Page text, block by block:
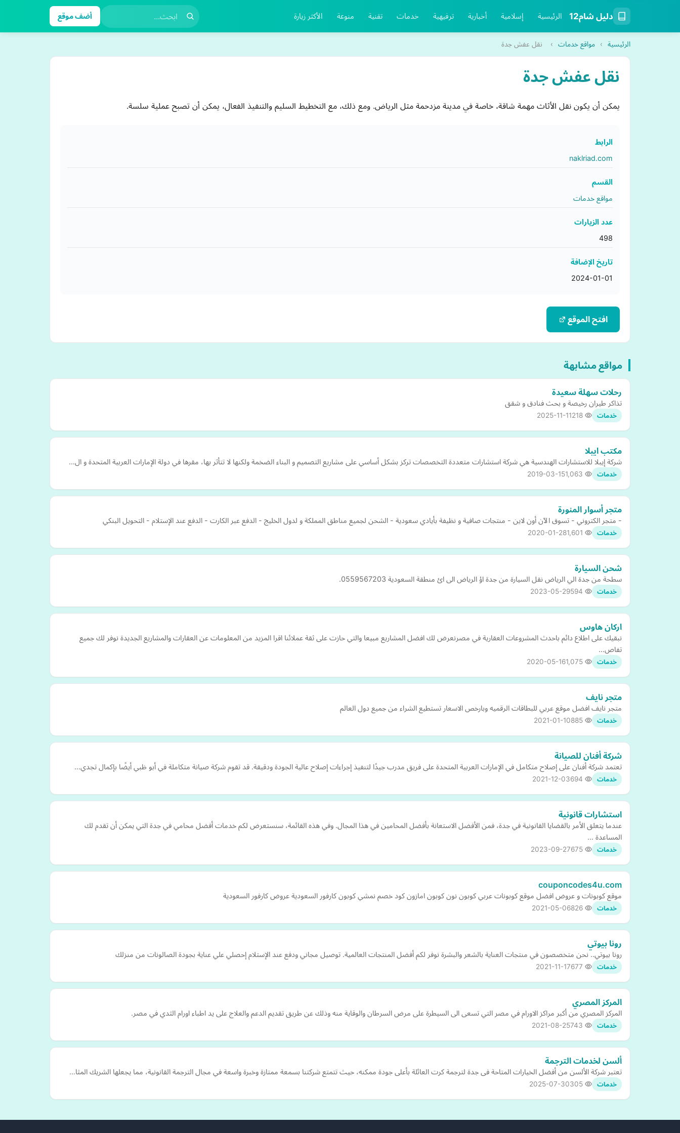
دليل شام12 الرئيسية إسلامية أخبارية ترفيهية خدمات تقنية منوعة الأكثر زيارة أضف موقع
الرئيسية › مواقع خدمات › نقل عفش جدة
نقل عفش جدة
يمكن أن يكون نقل الأثاث مهمة شاقة، خاصة في مدينة مزدحمة مثل الرياض. ومع ذلك، مع التخطيط السليم والتنفيذ الفعال، يمكن أن تصبح عملية سلسة.
الرابط
naklriad.com
القسم
مواقع خدمات
عدد الزيارات
498
تاريخ الإضافة
2024-01-01
افتح الموقع
مواقع مشابهة
رحلات سهلة سعيدة
تذاكر طيران رخيصة و بحث فنادق و شقق
خدمات 2025-11-11
مكتب ايبلا
شركة إيبلا للاستشارات الهندسية هي شركة استشارات متعددة التخصصات تركز بشكل أساسي على مشاريع التصميم و البناء الضخمة ولكنها لا تتأثر بها، مقرها في دولة الإمارات العربية المتحدة و ال…
خدمات 2019-03-15
متجر أسوار المنورة
- متجر الكتروني - تسوق الآن أون لاين - منتجات صافية و نظيفة بأيادي سعودية - الشحن لجميع مناطق المملكة و لدول الخليج - الدفع عبر الكارت - الدفع عند الإستلام - التحويل البنكي
خدمات 2020-01-28
شحن السيارة
سطحة من جدة الي الرياض نقل السيارة من جدة اؤ الرياض الى ائ منطقة السعودية 0559567203.
خدمات 2023-05-29
اركان هاوس
نبقيك على اطلاع دائم باحدث المشروعات العقارية في مصرنعرض لك افضل المشاريع مبيعا والتي حازت على ثقة عملائنا اقرا المزيد من المعلومات عن العقارات والمشاريع الجديدة نوفر لك جميع
تفاص…
خدمات 2020-05-16
متجر نايف
متجر نايف افضل موقع عربي للبطاقات الرقميه وبارخص الاسعار تستطيع الشراء من جميع دول العالم
خدمات 2021-01-10
شركة أفنان للصيانة
تعتمد شركة أفنان على إصلاح متكامل في الإمارات العربية المتحدة على فريق مدرب جيدًا لتنفيذ إجراءات إصلاح عالية الجودة ودقيقة. قد تقوم شركة صيانة متكاملة في أبو ظبي أيضًا بإكمال تجدي…
خدمات 2021-12-03
استشارات قانونية
عندما يتعلق الأمر بالقضايا القانونية في جدة، فمن الأفضل الاستعانة بأفضل المحامين في هذا المجال. وفي هذه القائمة، سنستعرض لكم خدمات أفضل محامي في جدة التي يمكن أن تقدم لك
المساعدة …
خدمات 2023-09-27
couponcodes4u.com
موقع كوبونات و عروض افضل موقع كوبونات عربي كوبون نون كوبون امازون كود خصم نمشي كوبون كارفور السعودية عروض كارفور السعودية
خدمات 2021-05-06
رونا بيوتي
رونا بيوتي.. نحن متخصصون في منتجات العناية بالشعر والبشرة نوفر لكم أفضل المنتجات العالمية. توصيل مجاني ودفع عند الإستلام إحصلي علي عناية بجودة الصالونات من منزلك
خدمات 2021-11-17
المركز المصري
المركز المصري من أكبر مراكز الاورام في مصر التي تسعى الى السيطرة على مرض السرطان والوقاية منه وذلك عن طريق تقديم الدعم والعلاج على يد اطباء اورام الثدي في مصر.
خدمات 2021-08-25
ألسن لخدمات الترجمة
تعتبر شركة الألسن من أفضل الخيارات المتاحة فى جدة لترجمة كرت العائلة بأعلى جودة ممكنه، حيث تتمتع شركتنا بسمعة ممتازة وخبرة واسعة في مجال الترجمة القانونية، مما يجعلها الشريك المثا…
خدمات 2025-07-30